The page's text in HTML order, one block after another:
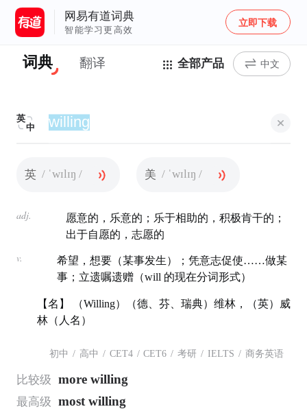
网易有道词典
智能学习更高效
立即下载
词典 翻译 全部产品 中文
英
中
英 / ˈwɪlɪŋ / 美 / ˈwɪlɪŋ /
adj.
愿意的，乐意的；乐于相助的，积极肯干的；
出于自愿的，志愿的
v.
希望，想要（某事发生）；凭意志促使……做某
事；立遗嘱遗赠（will 的现在分词形式）
【名】 （Willing）（德、芬、瑞典）维林，（英）威
林（人名）
初中 / 高中 / CET4 / CET6 / 考研 / IELTS / 商务英语
比较级 more willing
最高级 most willing